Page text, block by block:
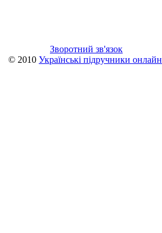
Зворотний зв'язок
© 2010 Українські підручники онлайн